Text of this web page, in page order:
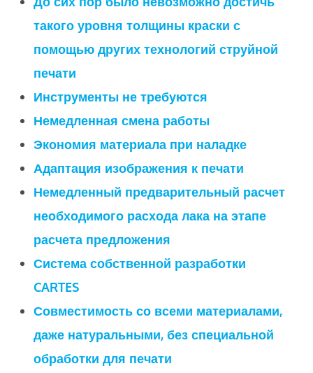
такого уровня толщины краски с
помощью других технологий струйной
печати
Инструменты не требуются
Немедленная смена работы
Экономия материала при наладке
Адаптация изображения к печати
Немедленный предварительный расчет
необходимого расхода лака на этапе
расчета предложения
Система собственной разработки
CARTES
Совместимость со всеми материалами,
даже натуральными, без специальной
обработки для печати